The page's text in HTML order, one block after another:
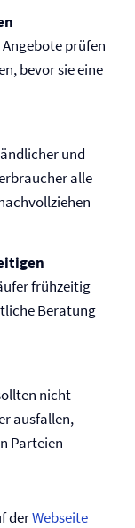
prüfen
bevor sie eine
und
alle
frühzeitig
Beratung
nicht
ausfallen,
Parteien
derWebseite